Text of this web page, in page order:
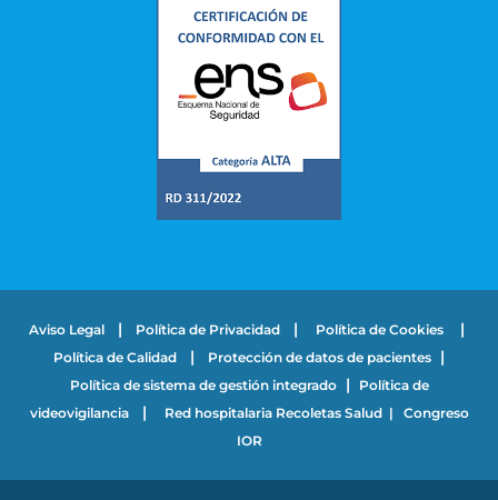
Aviso Legal | Política de Privacidad | Política de Cookies |
Política de Calidad | Protección de datos de pacientes |
Política de sistema de gestión integrado|
Política de
videovigilancia| Red hospitalaria Recoletas Salud| Congreso
IOR